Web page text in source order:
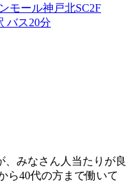
モール神戸北SC2F
バス20分
みなさん人当たりが良
ら40代の方まで働いて